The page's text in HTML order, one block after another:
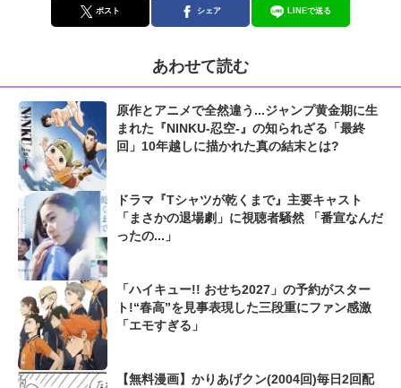
ポスト シェア LINEで送る
あわせて読む
原作とアニメで全然違う...ジャンプ黄金期に生
まれた『NINKU-忍空-』の知られざる「最終
回」10年越しに描かれた真の結末とは?
ドラマ『Tシャツが乾くまで』主要キャスト
「まさかの退場劇」に視聴者騒然 「番宣なんだ
ったの...」
「ハイキュー!! おせち2027」の予約がスター
ト!“春高”を見事表現した三段重にファン感激
「エモすぎる」
【無料漫画】かりあげクン(2004回)毎日2回配